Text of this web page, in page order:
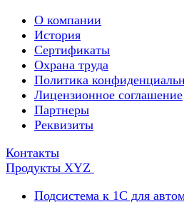
О компании
История
Сертификаты
Охрана труда
Политика
Лицензионное соглашение
Партнеры
Реквизиты
Контакты
Продукты XYZ
Подсистема к 1С для